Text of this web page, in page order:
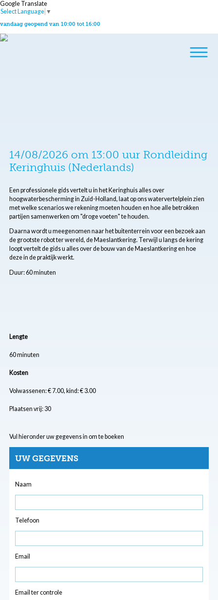
Google Translate
Select Language ▼
vandaag geopend van 10:00 tot 16:00
14/08/2026 om 13:00 uur Rondleiding
Keringhuis (Nederlands)
Een professionele gids vertelt u in het Keringhuis alles over
hoogwaterbescherming in Zuid-Holland, laat op ons watervertelplein zien
met welke scenarios we rekening moeten houden en hoe alle betrokken
partijen samenwerken om "droge voeten" te houden.
Daarna wordt u meegenomen naar het buitenterrein voor een bezoek aan
de grootste robot ter wereld, de Maeslantkering. Terwijl u langs de kering
loopt vertelt de gids u alles over de bouw van de Maeslantkering en hoe
deze in de praktijk werkt.
Duur: 60 minuten
Lengte
60 minuten
Kosten
Volwassenen: € 7.00, kind: € 3.00
Plaatsen vrij: 30
Vul hieronder uw gegevens in om te boeken
UW GEGEVENS
Naam
Telefoon
Email
Email ter controle